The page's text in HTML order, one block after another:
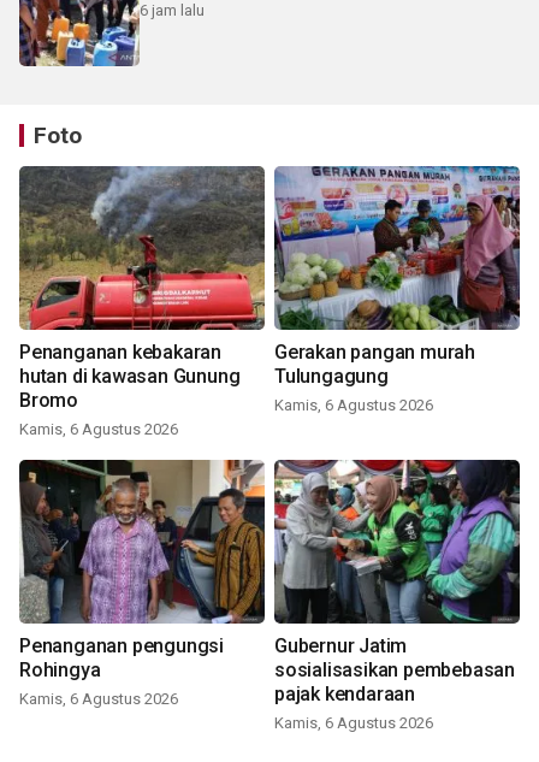
6 jam lalu
Foto
Penanganan kebakaran
hutan di kawasan Gunung
Bromo
Kamis, 6 Agustus 2026
Gerakan pangan murah
Tulungagung
Kamis, 6 Agustus 2026
Penanganan pengungsi
Rohingya
Kamis, 6 Agustus 2026
Gubernur Jatim
sosialisasikan pembebasan
pajak kendaraan
Kamis, 6 Agustus 2026